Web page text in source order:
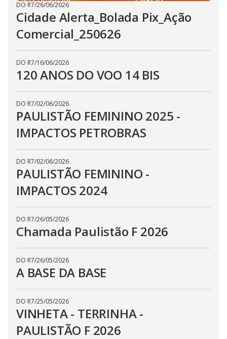
DO R7/26/06/2026
Cidade Alerta_Bolada Pix_Ação
Comercial_250626
DO R7/16/06/2026
120 ANOS DO VOO 14 BIS
DO R7/02/06/2026
PAULISTÃO FEMININO 2025 -
IMPACTOS PETROBRAS
DO R7/02/06/2026
PAULISTÃO FEMININO -
IMPACTOS 2024
DO R7/26/05/2026
Chamada Paulistão F 2026
DO R7/26/05/2026
A BASE DA BASE
DO R7/25/05/2026
VINHETA - TERRINHA -
PAULISTÃO F 2026